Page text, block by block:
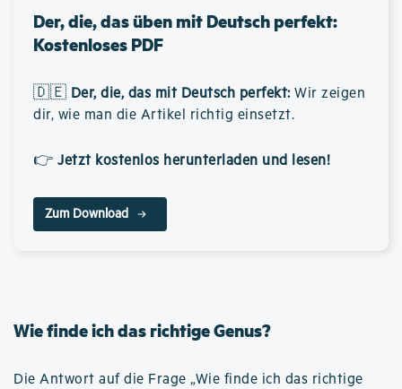
Der, die, das üben mit Deutsch perfekt:
Kostenloses PDF
🇩🇪 Der, die, das mit Deutsch perfekt: Wir zeigen
dir, wie man die Artikel richtig einsetzt.
👉 Jetzt kostenlos herunterladen und lesen!
Zum Download
Wie finde ich das richtige Genus?
Die Antwort auf die Frage „Wie finde ich das richtige